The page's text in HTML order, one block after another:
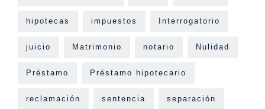
hipotecas impuestos Interrogatorio
juicio Matrimonio notario Nulidad
Préstamo Préstamo hipotecario
reclamación sentencia separación